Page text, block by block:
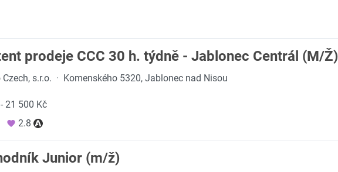
prodeje CCC 30 h. týdně - Jablonec Centrál (M/Ž)
s.r.o. · Komenského 5320, Jablonec nad Nisou
21 500 Kč
2.8
Junior (m/ž)